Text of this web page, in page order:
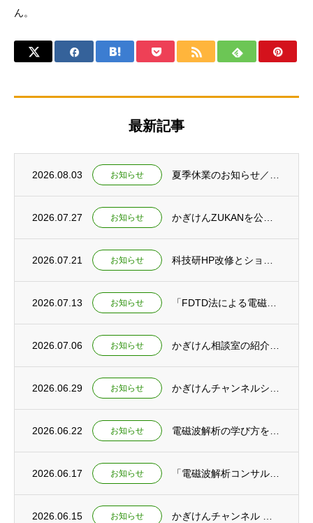
ん。
最新記事
2026.08.03 お知らせ 夏季休業のお知らせ／夕焼けの仕組みを紹介するショート動画2本を公開
2026.07.27 お知らせ かぎけんZUKANを公開 ～夏休み特集ページもあわせて公開しました～
2026.07.21 お知らせ 科技研HP改修とショート動画新規公開のお知らせ
2026.07.13 お知らせ 「FDTD法による電磁波シミュレーション」刊行予定のお知らせ
2026.07.06 お知らせ かぎけん相談室の紹介とかぎけんチャンネル ショート動画公開
2026.06.29 お知らせ かぎけんチャンネルショート動画公開 ～教育と研究の未来を考える～
2026.06.22 お知らせ 電磁波解析の学び方を語る ～電磁波解析ゼミ動画公開とコンサルティング開始～
2026.06.17 お知らせ 「電磁波解析コンサルティングサービス」提供開始のお知らせ
2026.06.15 お知らせ かぎけんチャンネル ショート動画公開 ～「実験×数式」で初めて繋がる！ 電磁波を深く理...